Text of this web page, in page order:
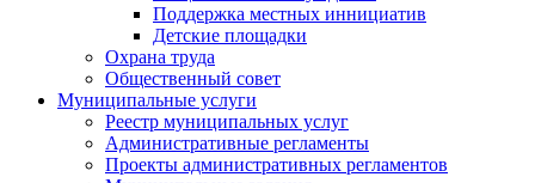
Поддержка местных иннициатив
Детские площадки
Охрана труда
Общественный совет
Муниципальные услуги
Реестр муниципальных услуг
Административные регламенты
Проекты административных регламентов